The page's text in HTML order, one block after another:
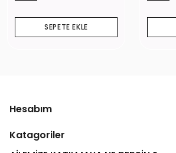
SEPETE EKLE
Hesabım
Katagoriler